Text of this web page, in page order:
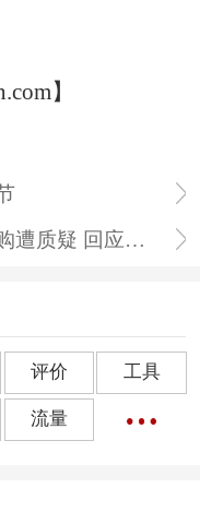
】
淘宝玩房产余额宝认购遭质疑 回应称不存在违规
评价 工具
流量